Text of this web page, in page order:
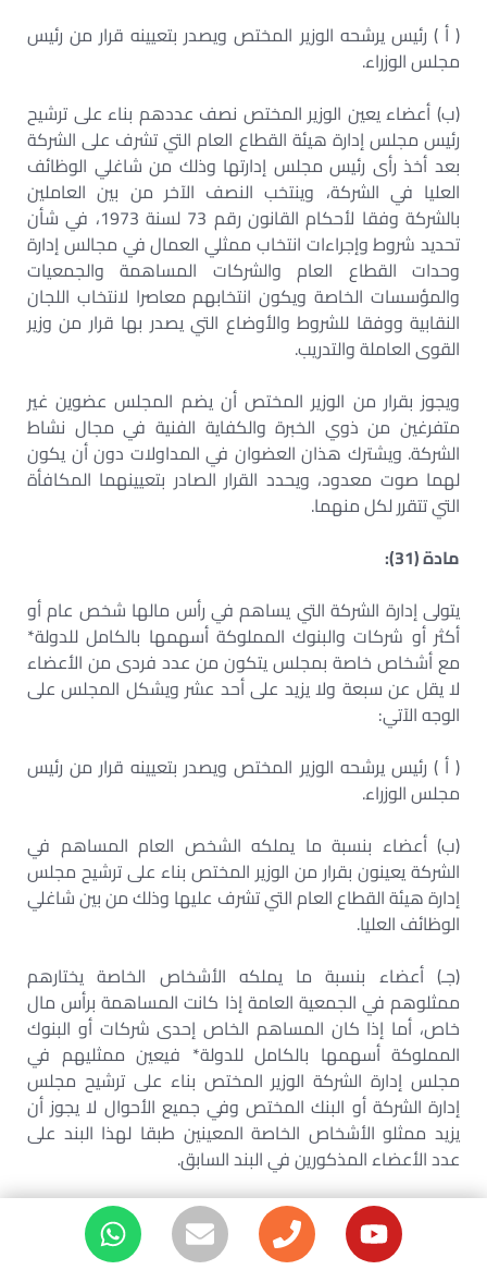
( أ ) رئيس يرشحه الوزير المختص ويصدر بتعيينه قرار من رئيس
مجلس الوزراء.
(ب) أعضاء يعين الوزير المختص نصف عددهم بناء على ترشيح
رئيس مجلس إدارة هيئة القطاع العام التي تشرف على الشركة
بعد أخذ رأى رئيس مجلس إدارتها وذلك من شاغلي الوظائف
العليا في الشركة، وينتخب النصف الآخر من بين العاملين
بالشركة وفقا لأحكام القانون رقم 73 لسنة 1973، في شأن
تحديد شروط وإجراءات انتخاب ممثلي العمال في مجالس إدارة
وحدات القطاع العام والشركات المساهمة والجمعيات
والمؤسسات الخاصة ويكون انتخابهم معاصرا لانتخاب اللجان
النقابية ووفقا للشروط والأوضاع التي يصدر بها قرار من وزير
القوى العاملة والتدريب.
ويجوز بقرار من الوزير المختص أن يضم المجلس عضوين غير
متفرغين من ذوي الخبرة والكفاية الفنية في مجال نشاط
الشركة. ويشترك هذان العضوان في المداولات دون أن يكون
لهما صوت معدود، ويحدد القرار الصادر بتعيينهما المكافأة
التي تتقرر لكل منهما.
مادة (31):
يتولى إدارة الشركة التي يساهم في رأس مالها شخص عام أو
أكثر أو شركات والبنوك المملوكة أسهمها بالكامل للدولة*
مع أشخاص خاصة بمجلس يتكون من عدد فردى من الأعضاء
لا يقل عن سبعة ولا يزيد على أحد عشر ويشكل المجلس على
الوجه الآتي:
( أ ) رئيس يرشحه الوزير المختص ويصدر بتعيينه قرار من رئيس
مجلس الوزراء.
(ب) أعضاء بنسبة ما يملكه الشخص العام المساهم في
الشركة يعينون بقرار من الوزير المختص بناء على ترشيح مجلس
إدارة هيئة القطاع العام التي تشرف عليها وذلك من بين شاغلي
الوظائف العليا.
(جـ) أعضاء بنسبة ما يملكه الأشخاص الخاصة يختارهم
ممثلوهم في الجمعية العامة إذا كانت المساهمة برأس مال
خاص، أما إذا كان المساهم الخاص إحدى شركات أو البنوك
المملوكة أسهمها بالكامل للدولة* فيعين ممثليهم في
مجلس إدارة الشركة الوزير المختص بناء على ترشيح مجلس
إدارة الشركة أو البنك المختص وفي جميع الأحوال لا يجوز أن
يزيد ممثلو الأشخاص الخاصة المعينين طبقا لهذا البند على
عدد الأعضاء المذكورين في البند السابق.
(د) أعضاء يتم انتخابهم من بين العاملين بالشركة وفقا لأحكام
القانون رقم 73 لسنة 1973 في شأن تحديد شروط وإجراءات
انتخاب ممثلي العمال في مجالس إدارة وحدات القطاع العام